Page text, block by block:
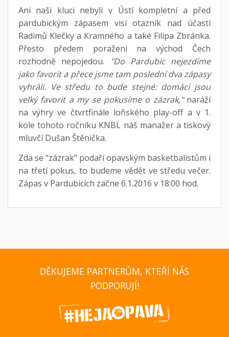
Ani naši kluci nebyli v Ústí kompletní a před
pardubickým zápasem visí otazník nad účastí
Radimů Klečky a Kramného a také Filipa Zbránka.
Přesto předem poraženi na východ Čech
rozhodně nepojedou. "Do Pardubic nejezdíme
jako favorit a přece jsme tam poslední dva zápasy
vyhráli. Ve středu to bude stejné: domácí jsou
velký favorit a my se pokusíme o zázrak,"naráží
na výhry ve čtvrtfinále loňského play-off a v 1.
kole tohoto ročníku KNBL náš manažer a tiskový
mluvčí Dušan Štěnička.
Zda se "zázrak" podaří opavským basketbalistům i
na třetí pokus, to budeme vědět ve středu večer.
Zápas v Pardubicích začne 6.1.2016 v 18:00 hod.
DĚKUJEME PARTNERŮM, KTEŘÍ NÁS
PODPORUJÍ!